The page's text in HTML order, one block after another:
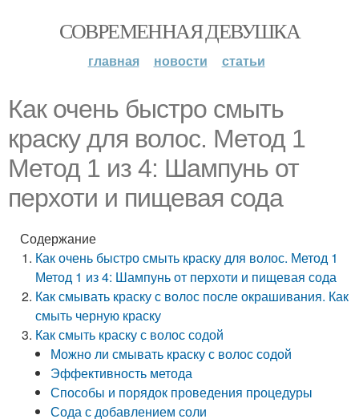
СОВРЕМЕННАЯ ДЕВУШКА
главная новости статьи
Как очень быстро смыть
краску для волос. Метод 1
Метод 1 из 4: Шампунь от
перхоти и пищевая сода
Содержание
Как очень быстро смыть краску для волос. Метод 1
Метод 1 из 4: Шампунь от перхоти и пищевая сода
Как смывать краску с волос после окрашивания. Как
смыть черную краску
Как смыть краску с волос содой
Можно ли смывать краску с волос содой
Эффективность метода
Способы и порядок проведения процедуры
Сода с добавлением соли